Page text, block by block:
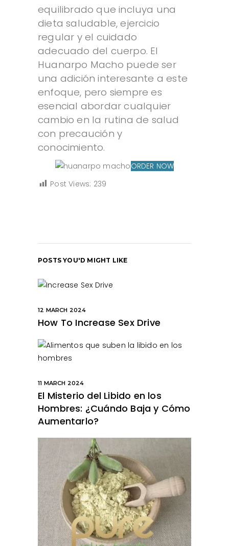
equilibrado que incluya una
dieta saludable, ejercicio
regular y el cuidado
adecuado del cuerpo. El
Huanarpo Macho puede ser
una adición interesante a este
enfoque, pero siempre es
esencial abordar cualquier
cambio en la rutina de salud
con precaución y
conocimiento.
ORDER NOW
Post Views: 239
POSTS YOU'D MIGHT LIKE
12 MARCH 2024
How To Increase Sex Drive
11 MARCH 2024
El Misterio del Libido en los
Hombres: ¿Cuándo Baja y Cómo
Aumentarlo?